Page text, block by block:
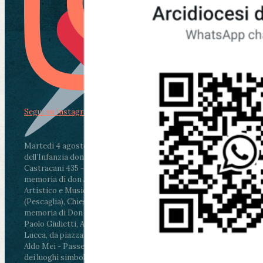
Martedì 4 agosto2026
ore 11:30 - Lucca, Scuola
dell’Infanzia don Aldo Mei - Viale Castruccio
Castracani 435 - Inaugurazione murales in
memoria di don Aldo Mei curato dal Liceo
Artistico e Musicale “Passaglia”
ore 18 - Fiano
(Pescaglia), Chiesa parrocchiale - Messa in
memoria di Don Aldo Mei celebrata da mons.
Paolo Giulietti, Arcivescovo di Lucca
ore 20.30 -
Lucca, da piazza San Michele al Cippo di don
Aldo Mei - Passeggiata della Memoria in alcuni
dei luoghi simbolo della città. Ritrovo alle ore
Segui su Instagram